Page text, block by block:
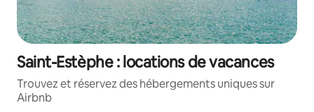
Saint-Estèphe : locations de vacances
Trouvez et réservez des hébergements uniques sur
Airbnb